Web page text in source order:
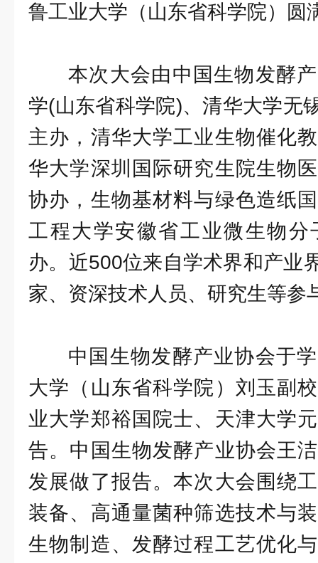
鲁工业大学（山东省科学院）圆
本次大会由中国生物发酵
学(山东省科学院)、清华大学无
主办，清华大学工业生物催化
华大学深圳国际研究生院生物
协办，生物基材料与绿色造纸
工程大学安徽省工业微生物分
办。近500位来自学术界和产业
家、资深技术人员、研究生等参
中国生物发酵产业协会于
大学（山东省科学院）刘玉副
业大学郑裕国院士、天津大学
告。中国生物发酵产业协会王
发展做了报告。本次大会围绕
装备、高通量菌种筛选技术与
生物制造、发酵过程工艺优化